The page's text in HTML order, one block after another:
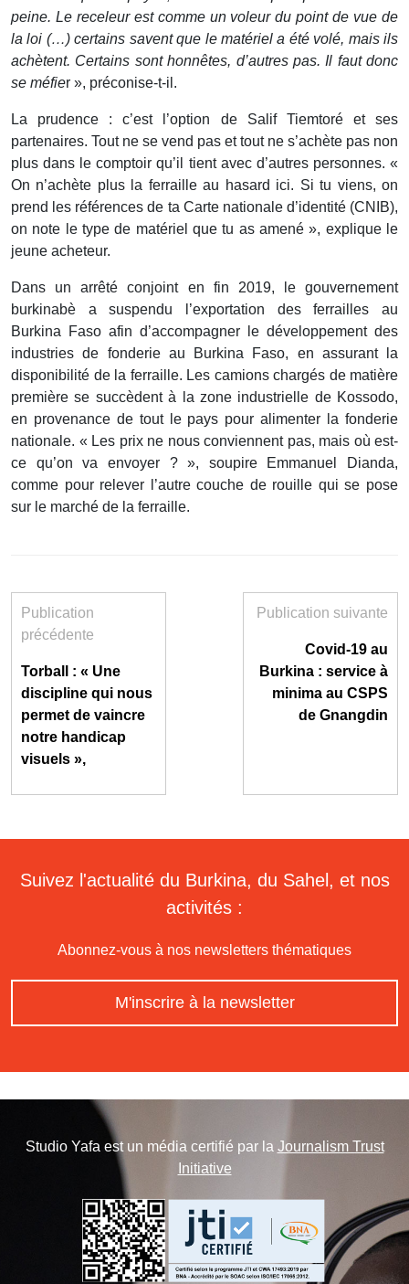
peine. Le receleur est comme un voleur du point de vue de
la loi (…) certains savent que le matériel a été volé, mais ils
achètent. Certains sont honnêtes, d’autres pas. Il faut donc
se méfier », préconise-t-il.
La prudence : c’est l’option de Salif Tiemtoré et ses
partenaires. Tout ne se vend pas et tout ne s’achète pas non
plus dans le comptoir qu’il tient avec d’autres personnes. «
On n’achète plus la ferraille au hasard ici. Si tu viens, on
prend les références de ta Carte nationale d’identité (CNIB),
on note le type de matériel que tu as amené », explique le
jeune acheteur.
Dans un arrêté conjoint en fin 2019, le gouvernement
burkinabè a suspendu l’exportation des ferrailles au
Burkina Faso afin d’accompagner le développement des
industries de fonderie au Burkina Faso, en assurant la
disponibilité de la ferraille. Les camions chargés de matière
première se succèdent à la zone industrielle de Kossodo,
en provenance de tout le pays pour alimenter la fonderie
nationale. « Les prix ne nous conviennent pas, mais où est-
ce qu’on va envoyer ? », soupire Emmanuel Dianda,
comme pour relever l’autre couche de rouille qui se pose
sur le marché de la ferraille.
Publication
précédente
Torball : « Une
discipline qui nous
permet de vaincre
notre handicap
visuels »,
Publication suivante
Covid-19 au
Burkina : service à
minima au CSPS
de Gnangdin
Suivez l'actualité du Burkina, du Sahel, et nos
activités :
Abonnez-vous à nos newsletters thématiques
M'inscrire à la newsletter
Studio Yafa est un média certifié par la Journalism Trust
Initiative